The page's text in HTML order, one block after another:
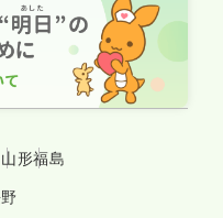
山形福島